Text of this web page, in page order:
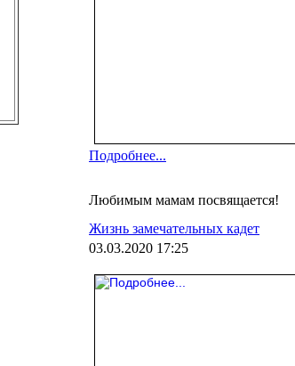
Подробнее...
Любимым мамам посвящается!
Жизнь замечательных кадет
03.03.2020 17:25